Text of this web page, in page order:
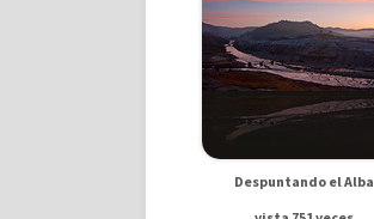
Despuntando el Alba